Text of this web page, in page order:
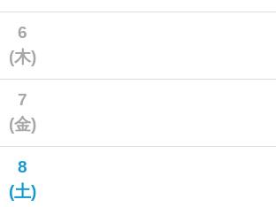
6
(木)
7
(金)
8
(土)